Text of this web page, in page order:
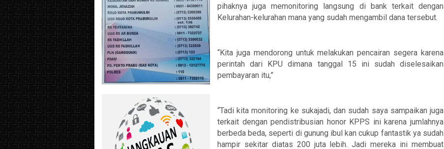
pihaknya juga memonitoring langsung di bank terkait dengan
Kelurahan-kelurahan mana yang sudah mengambil dana tersebut.
“Kita juga mendorong untuk melakukan pencairan segera karena
perintah dari KPU dimana tanggal 15 ini sudah diselesaikan
pembayaran itu,”
“Tadi kita monitoring ke sukajadi, dan sudah saya sampaikan juga
terkait dengan pendistribusian honor KPPS ini karena jumlahnya
berbeda beda, seperti di gunung ibul kan cukup fantastik ya sudah
hampir sekitar diatas 200 juta lebih. Jadi mereka ini membuat